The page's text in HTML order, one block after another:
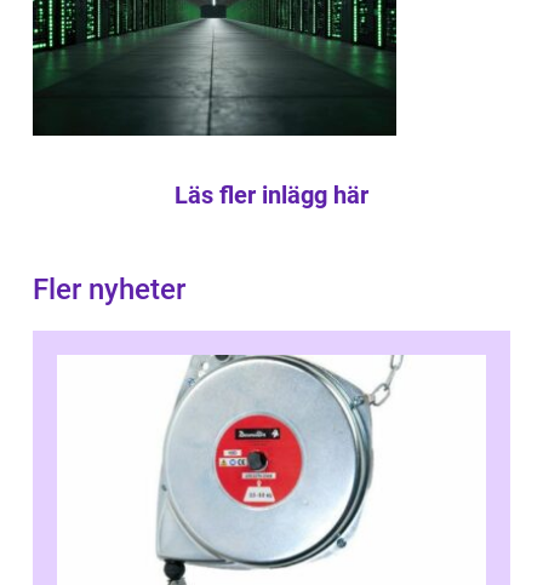
Läs fler inlägg här
Fler nyheter